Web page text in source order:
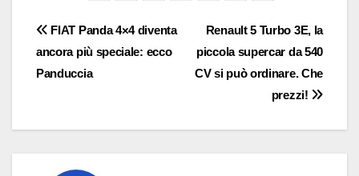
Navigazione
articoli
Renault 5 Turbo 3E, la
piccola supercar da 540
CV si può ordinare. Che
prezzi!
FIAT Panda 4×4 diventa
ancora più speciale: ecco
Panduccia